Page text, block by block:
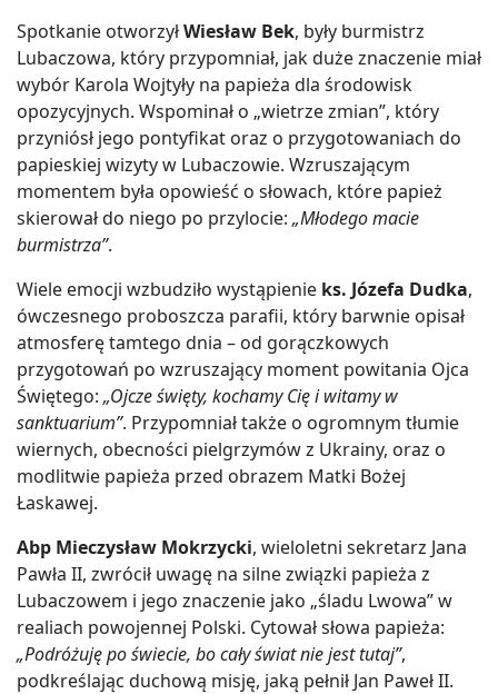
Spotkanie otworzyłWiesław Bek, były burmistrz
Lubaczowa, który przypomniał, jak duże znaczenie miał
wybór Karola Wojtyły na papieża dla środowisk
opozycyjnych. Wspominał o „wietrze zmian”, który
przyniósł jego pontyfikat oraz o przygotowaniach do
papieskiej wizyty w Lubaczowie. Wzruszającym
momentem była opowieść o słowach, które papież
skierował do niego po przylocie: „Młodego macie
burmistrza”.
Wiele emocji wzbudziło wystąpienie ks. Józefa Dudka,
ówczesnego proboszcza parafii, który barwnie opisał
atmosferę tamtego dnia – od gorączkowych
przygotowań po wzruszający moment powitania Ojca
Świętego: „Ojcze święty, kochamy Cię i witamy w
sanktuarium”. Przypomniał także o ogromnym tłumie
wiernych, obecności pielgrzymów z Ukrainy, oraz o
modlitwie papieża przed obrazem Matki Bożej
Łaskawej.
Abp Mieczysław Mokrzycki, wieloletni sekretarz Jana
Pawła II, zwrócił uwagę na silne związki papieża z
Lubaczowem i jego znaczenie jako „śladu Lwowa” w
realiach powojennej Polski. Cytował słowa papieża:
„Podróżuję po świecie, bo cały świat nie jest tutaj”,
podkreślając duchową misję, jaką pełnił Jan Paweł II.